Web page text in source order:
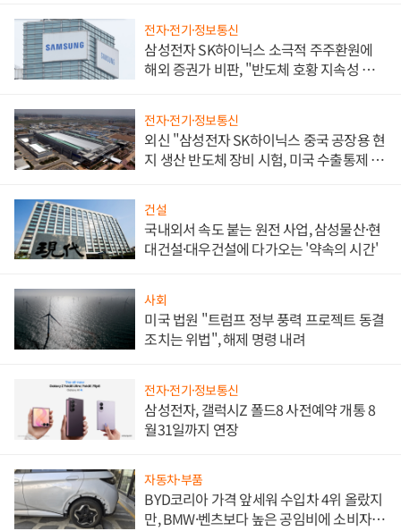
전자·전기·정보통신
삼성전자 SK하이닉스 소극적 주주환원에
해외 증권가 비판, "반도체 호황 지속성 의
전자·전기·정보통신
외신 "삼성전자 SK하이닉스 중국 공장용 현
지 생산 반도체 장비 시험, 미국 수출통제 대
건설
국내외서 속도 붙는 원전 사업, 삼성물산·현
대건설·대우건설에 다가오는 '약속의 시간'
사회
미국 법원 "트럼프 정부 풍력 프로젝트 동결
조치는 위법", 해제 명령 내려
전자·전기·정보통신
삼성전자, 갤럭시Z 폴드8 사전예약 개통 8
월31일까지 연장
자동차·부품
BYD코리아 가격 앞세워 수입차 4위 올랐지
만, BMW·벤츠보다 높은 공임비에 소비자